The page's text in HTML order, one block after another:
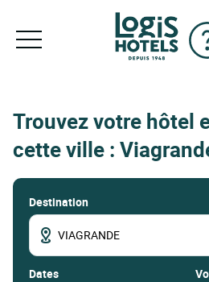
Trouvez votre hôtel
cette ville :
Destination
dates